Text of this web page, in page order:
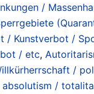
/
/ Kunstverbot /
/ etc,
/
/